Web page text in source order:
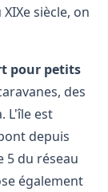
siècle, on
pour petits
des
L'île est
depuis
5 du réseau
également